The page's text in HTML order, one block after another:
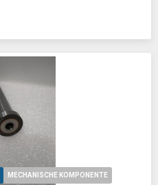
MECHANISCHE KOMPONENTE